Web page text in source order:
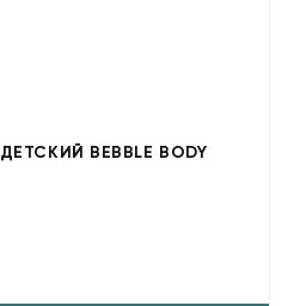
BEBBLE BODY